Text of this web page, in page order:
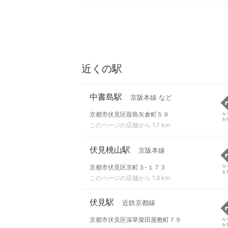
近くの駅
中書島駅 京阪本線 など
京都市伏見区葭島矢倉町５９
このページの店舗から 1.7 km
ル
を
伏見桃山駅 京阪本線
京都市伏見区京町３-１７３
このページの店舗から 1.8 km
ル
を
伏見駅 近鉄京都線
京都市伏見区深草柴田屋敷町７９
ル
を